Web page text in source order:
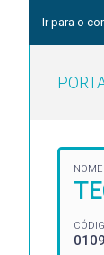
Ir para o